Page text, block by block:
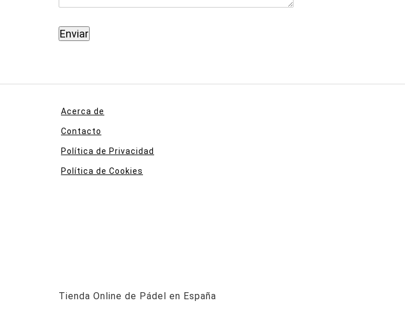
Acerca de
Contacto
Política de Privacidad
Política de Cookies
Tienda Online de Pádel en España